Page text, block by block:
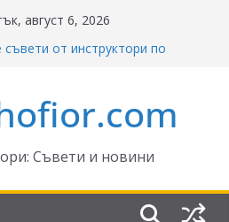
август 6, 2026
от инструктори по
България – в сила от 2026
Франция криминализира
точки – по колко и
за пътищата 2025–2026:
да знаят шофьорите?
Съвети и новини